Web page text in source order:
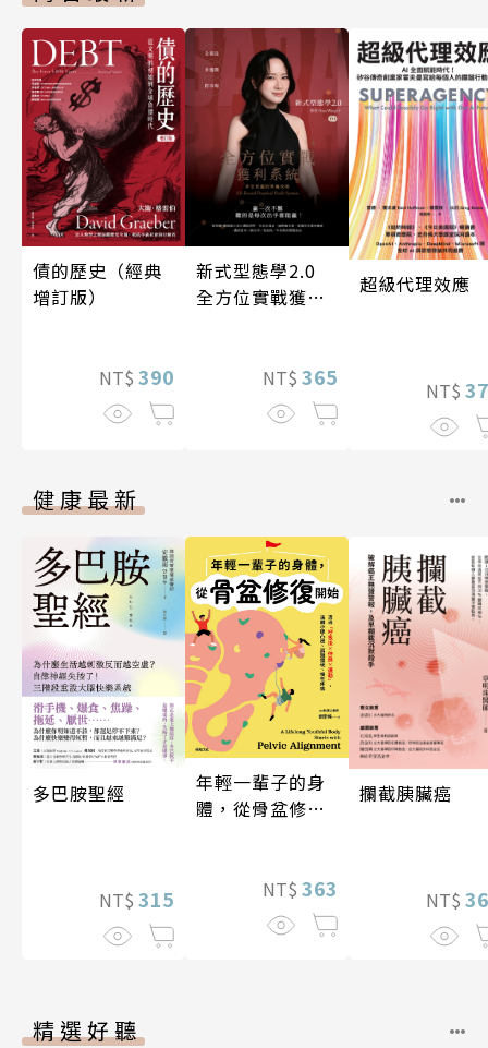
債的歷史（經典
增訂版）
NT$ 390
新式型態學2.0
全方位實戰獲利
NT$ 365
超級代理效應
NT$
健康最新
多巴胺聖經
NT$ 315
年輕一輩子的身
體，從骨盆修復
動」，遠離小腹
凸出、肩頸僵
硬、慢性疼痛
NT$ 363
攔截胰臟癌
NT$
精選好聽